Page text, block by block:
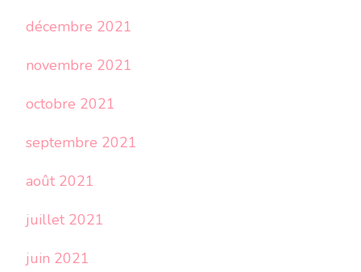
décembre 2021
novembre 2021
octobre 2021
septembre 2021
août 2021
juillet 2021
juin 2021